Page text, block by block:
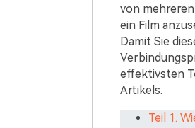
von
ein Film
Damit Sie
effektivsten
Artikels.
Teil 1.